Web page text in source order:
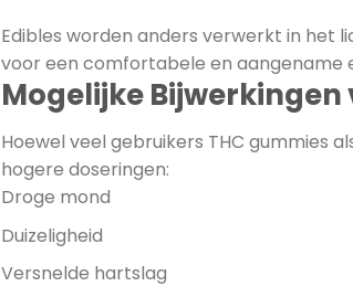
Edibles worden anders verwerkt in het
voor een comfortabele en aangename
Mogelijke Bijwerkingen
Hoewel veel gebruikers THC gummies
hogere doseringen:
Droge mond
Duizeligheid
Versnelde hartslag